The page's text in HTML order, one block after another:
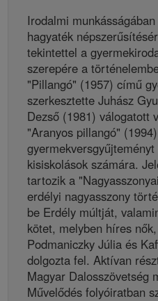
Irodalmi
hagyaték
tekintettel a
szerepére a
"Pillangó" (1957) című
szerkesztette Juhász
Dezső (1981) válogatott
"Aranyos pillangó"
kisiskolások számára.
tartozik a
erdélyi nagyasszony
be Erdély múltját,
kötet, melyben híres
Podmaniczky Júlia és
dolgozta fel. Aktívan
Magyar Dalosszövetség
Művelődés folyóiratban